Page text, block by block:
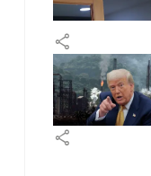
share
share